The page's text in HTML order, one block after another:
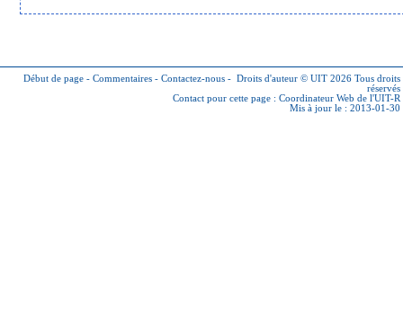
Début de page - Commentaires - Contactez-nous - Droits d'auteur © UIT 2026 Tous droits
réservés
Contact pour cette page : Coordinateur Web de l'UIT-R
Mis à jour le : 2013-01-30